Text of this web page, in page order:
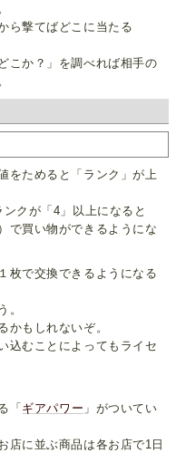
ら撃てばどこに当たる
こか？」を調べれば相手の
をためると「ランク」が上
クが「4」以上になると
で買い物ができるようにな
枚で交換できるようになる
。
かもしれないぞ。
込むことによってもライセ
「 ギアパワー 」がついてい
店に並ぶ商品は各お店で1日